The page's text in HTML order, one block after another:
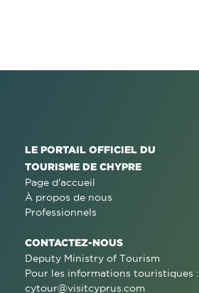
LE PORTAIL OFFICIEL DU
TOURISME DE CHYPRE
Page d'accueil
À propos de nous
Professionnels
CONTACTEZ-NOUS
Deputy Ministry of Tourism
Pour les informations touristiques :
cytour@visitcyprus.com